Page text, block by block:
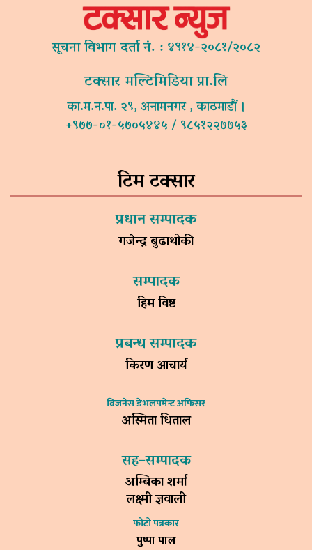
सूचना विभाग दर्ता नं. : ४९१४-२०८१/२०८२
टक्सार मल्टिमिडिया प्रा.लि
का.म.न.पा. २९, अनामनगर , काठमाडौं ।
+९७७-०१-५७०५४४५ / ९८५१२२७७५३
टिम टक्सार
प्रधान सम्पादक
गजेन्द्र बुढाथोकी
सम्पादक
हिम विष्ट
प्रबन्ध सम्पादक
किरण आचार्य
विजनेस डेभलपमेन्ट अफिसर
अस्मिता धिताल
सह–सम्पादक
अम्बिका शर्मा
लक्ष्मी ज्ञवाली
फोटो पत्रकार
पुष्पा पाल